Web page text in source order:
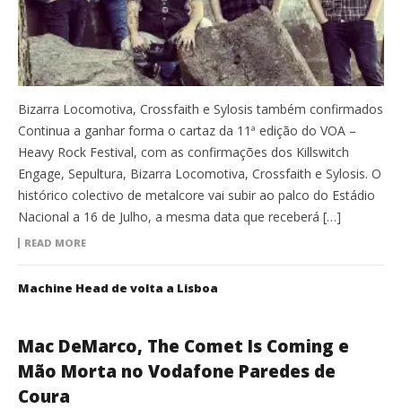
Bizarra Locomotiva, Crossfaith e Sylosis também confirmados
Continua a ganhar forma o cartaz da 11ª edição do VOA –
Heavy Rock Festival, com as confirmações dos Killswitch
Engage, Sepultura, Bizarra Locomotiva, Crossfaith e Sylosis. O
histórico colectivo de metalcore vai subir ao palco do Estádio
Nacional a 16 de Julho, a mesma data que receberá […]
READ MORE
Machine Head de volta a Lisboa
Mac DeMarco, The Comet Is Coming e
Mão Morta no Vodafone Paredes de
Coura